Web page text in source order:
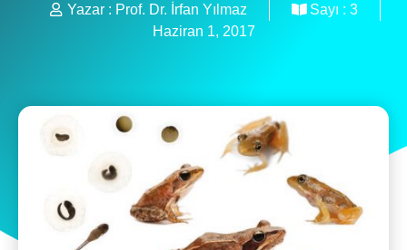
Yazar : Prof. Dr. İrfan Yılmaz Sayı : 3
Haziran 1, 2017